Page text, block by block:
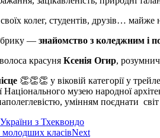
колег, студентів, друзів… майже
— знайомство з коледжним і
красуня Ксенія Огир,
👏👏👏 у віковій категорії у
Національного музею народної
умінням поєднати
з Тхеквондо
молодших класівNext